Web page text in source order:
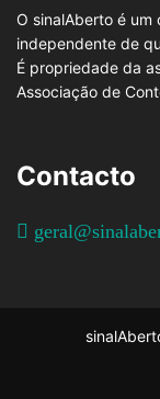
O sinalAberto é
independente de
É propriedade da
Associação de
Contacto